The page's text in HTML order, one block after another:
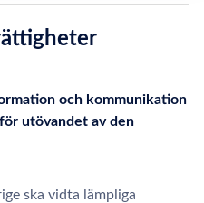
och kommunikation
utövandet av den
ska vidta lämpliga